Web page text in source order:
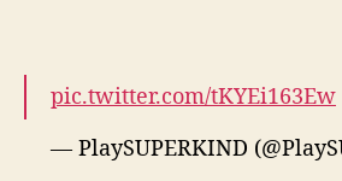
pic.twitter.com/tKYEi163Ew
— PlaySUPERKIND